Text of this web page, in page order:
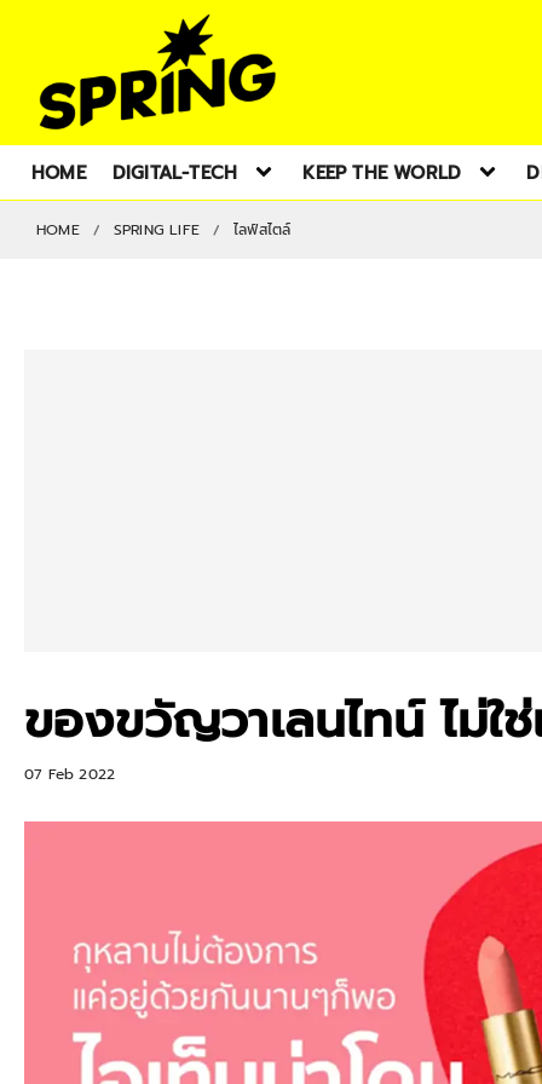
HOME DIGITAL-TECH KEEP THE WORLD
HOME SPRING LIFE ไลฟ์สไตล์
ของขวัญวาเลนไทน์ ไม่ใ
07 Feb 2022